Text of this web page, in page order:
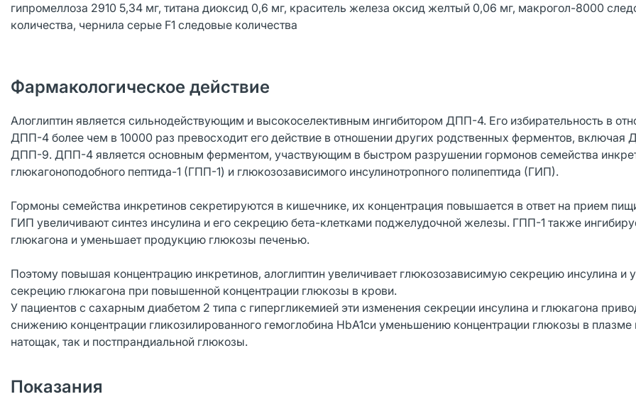
гипромеллоза 2910 5,34 мг, титана диоксид 0,6 мг, краситель железа оксид желтый 0,06 мг, макрогол-8000
количества, чернила серые F1 следовые количества
Фармакологическое действие
Алоглиптин является сильнодействующим и высокоселективным ингибитором ДПП-4. Его избирательность в
ДПП-4 более чем в 10000 раз превосходит его действие в отношении других родственных ферментов, включая
ДПП-9. ДПП-4 является основным ферментом, участвующим в быстром разрушении гормонов семейства
глюкагоноподобного пептида-1 (ГПП-1) и глюкозозависимого инсулинотропного полипептида (ГИП).
Гормоны семейства инкретинов секретируются в кишечнике, их концентрация повышается в ответ на прием
ГИП увеличивают синтез инсулина и его секрецию бета-клетками поджелудочной железы. ГПП-1 также
глюкагона и уменьшает продукцию глюкозы печенью.
Поэтому повышая концентрацию инкретинов, алоглиптин увеличивает глюкозозависимую секрецию инсулина и
секрецию глюкагона при повышенной концентрации глюкозы в крови.
У пациентов с сахарным диабетом 2 типа с гипергликемией эти изменения секреции инсулина и глюкагона
снижению концентрации гликозилированного гемоглобина HbA1cи уменьшению концентрации глюкозы в плазме
натощак, так и постпрандиальной глюкозы.
Показания